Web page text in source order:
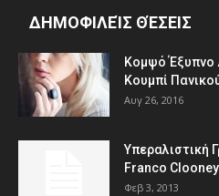
ΔΗΜΟΦΙΛΕΊΣ ΘΈΣΕΙΣ
Κομψό Έξυπνο
Κουμπί
Αυγ 26, 2016
Υπεραλιστική
Franco Clooney
Φεβ 3, 2013